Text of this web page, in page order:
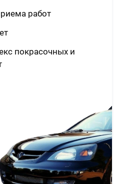
работ
покрасочных и